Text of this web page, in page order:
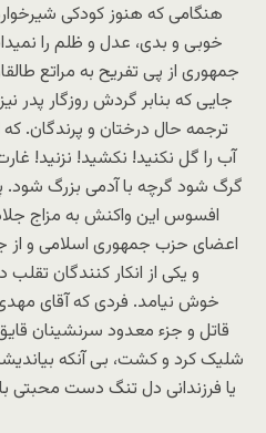
هنگامی که هنوز کودکی
خوبی و بدی، عدل و ظلم را
جمهوری از پی تفريح به مراتع
جايی که بنابر گردش روزگار
ترجمه حال درختان و پرندگان.
آب را گل نکنيد! نکشيد! نزنيد!
گرگ شود گرچه با آدمی بزرگ شود.
افسوس اين واکنش به مزاج
اعضای حزب جمهوری اسلامی و از
خوش نيامد. فردی که آقای
قاتل و جزء معدود سرنشينان
شليک کرد و کشت، بی آنکه
يا فرزندانی دل تنگ دست محبتی